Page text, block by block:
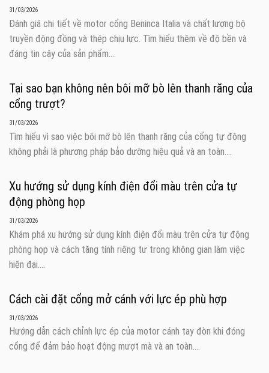
31/03/2026
Đánh giá chi tiết về motor cổng Beninca Italia và chất lượng bộ
truyền động đồng và thép chịu lực. Tìm hiểu thêm về độ bền và
đáng tin cậy của sản phẩm....
Tại sao bạn không nên bôi mỡ bò lên thanh răng của
cổng trượt?
31/03/2026
Tìm hiểu vì sao việc bôi mỡ bò lên thanh răng của cổng tự động
không phải là phương pháp bảo dưỡng hiệu quả và an toàn....
Xu hướng sử dụng kính điện đổi màu trên cửa tự
động phòng họp
31/03/2026
Khám phá xu hướng sử dụng kính điện đổi màu trên cửa tự động
phòng họp và cách tăng tính riêng tư trong không gian làm việc
hiện đại....
Cách cài đặt cổng mở cánh với lực ép phù hợp
31/03/2026
Hướng dẫn cách chỉnh lực ép của motor cánh tay đòn khi đóng
cổng để đảm bảo hoạt động mượt mà và an toàn....